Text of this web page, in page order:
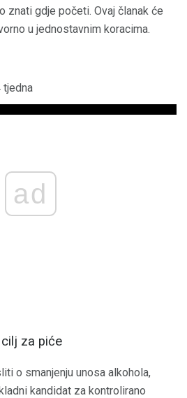
znati gdje početi. Ovaj članak će
u jednostavnim koracima.
tjedna
ad
za piće
o smanjenju unosa alkohola,
kandidat za kontrolirano